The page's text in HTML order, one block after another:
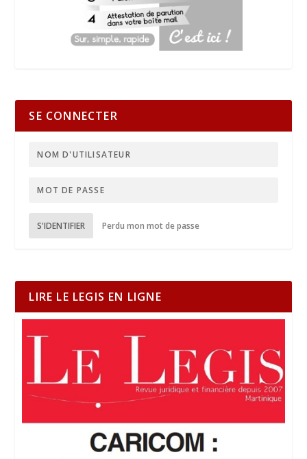
SE CONNECTER
S'IDENTIFIER Perdu mon mot de passe
LIRE LE LEGIS EN LIGNE